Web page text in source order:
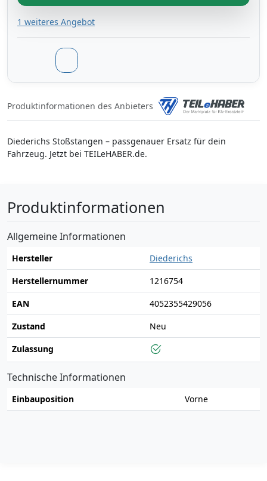
1 weiteres Angebot
Produktinformationen des Anbieters
Diederichs Stoßstangen – passgenauer Ersatz für dein
Fahrzeug. Jetzt bei TEILeHABER.de.
Produktinformationen
Allgemeine Informationen
Hersteller
Diederichs
Herstellernummer
1216754
EAN
4052355429056
Zustand
Neu
Zulassung
Technische Informationen
Einbauposition Vorne